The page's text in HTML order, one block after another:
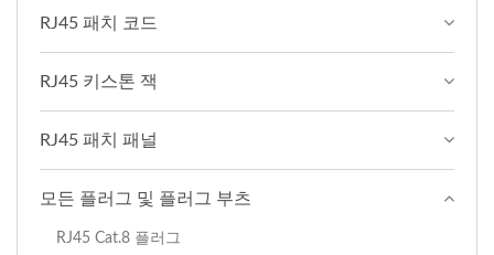
RJ45 패치 코드
RJ45 키스톤 잭
RJ45 패치 패널
모든 플러그 및 플러그 부츠
RJ45 Cat.8 플러그